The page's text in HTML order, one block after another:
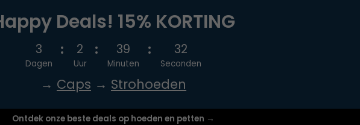
Deals! 15% KORTING
3
Dagen
2
Uur
39
Minuten
31
Seconden
→ Caps → Strohoeden
Ontdek onze beste deals op hoeden en petten →